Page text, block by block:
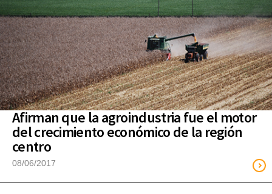
Afirman que la agroindustria fue el motor
del crecimiento económico de la región
centro
08/06/2017